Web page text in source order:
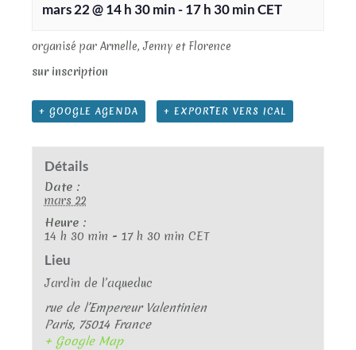
mars 22 @ 14 h 30 min-17 h 30 minCET
organisé par Armelle, Jenny et Florence
sur inscription
+ GOOGLE AGENDA + EXPORTER VERS ICAL
Détails
Date :
mars 22
Heure :
14 h 30 min - 17 h 30 min CET
Lieu
Jardin de l’aqueduc
rue de l’Empereur Valentinien
Paris, 75014 France
+ Google Map